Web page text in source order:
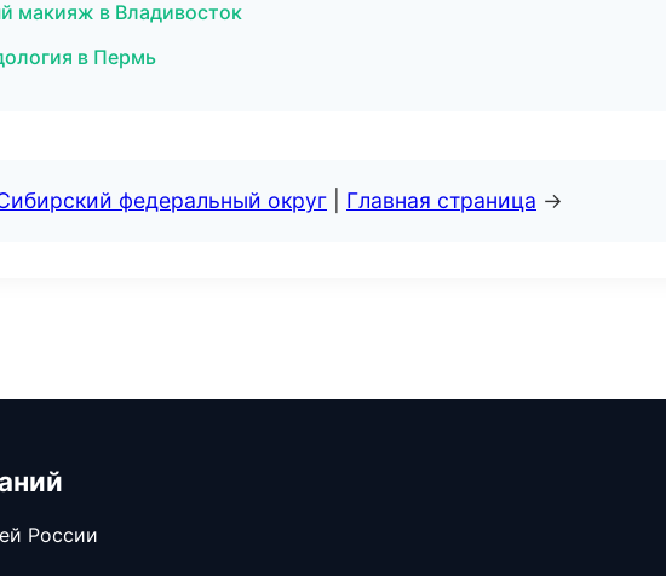
макияж в Владивосток
в Пермь
федеральный округ Главная страница →
России